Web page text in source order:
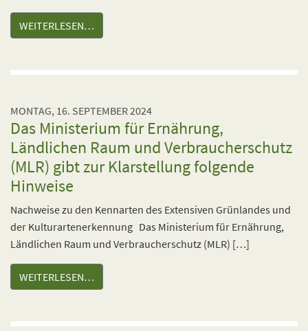
WEITERLESEN…
MONTAG, 16. SEPTEMBER 2024
Das Ministerium für Ernährung,
Ländlichen Raum und Verbraucherschutz
(MLR) gibt zur Klarstellung folgende
Hinweise
Nachweise zu den Kennarten des Extensiven Grünlandes und
der Kulturartenerkennung Das Ministerium für Ernährung,
Ländlichen Raum und Verbraucherschutz (MLR) […]
WEITERLESEN…